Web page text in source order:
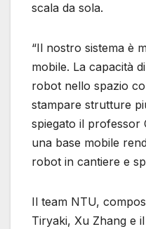
scala da sola.
“Il nostro sistema è
mobile. La capacità
robot nello spazio
stampare strutture
spiegato il professor
una base mobile
robot in cantiere e
Il team NTU,
Tiryaki, Xu Zhang e